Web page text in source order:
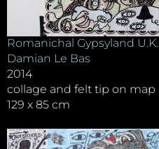
Romanichal Gypsyland U.K.
Damian Le Bas
2014
collage and felt tip on map
129 x 85 cm